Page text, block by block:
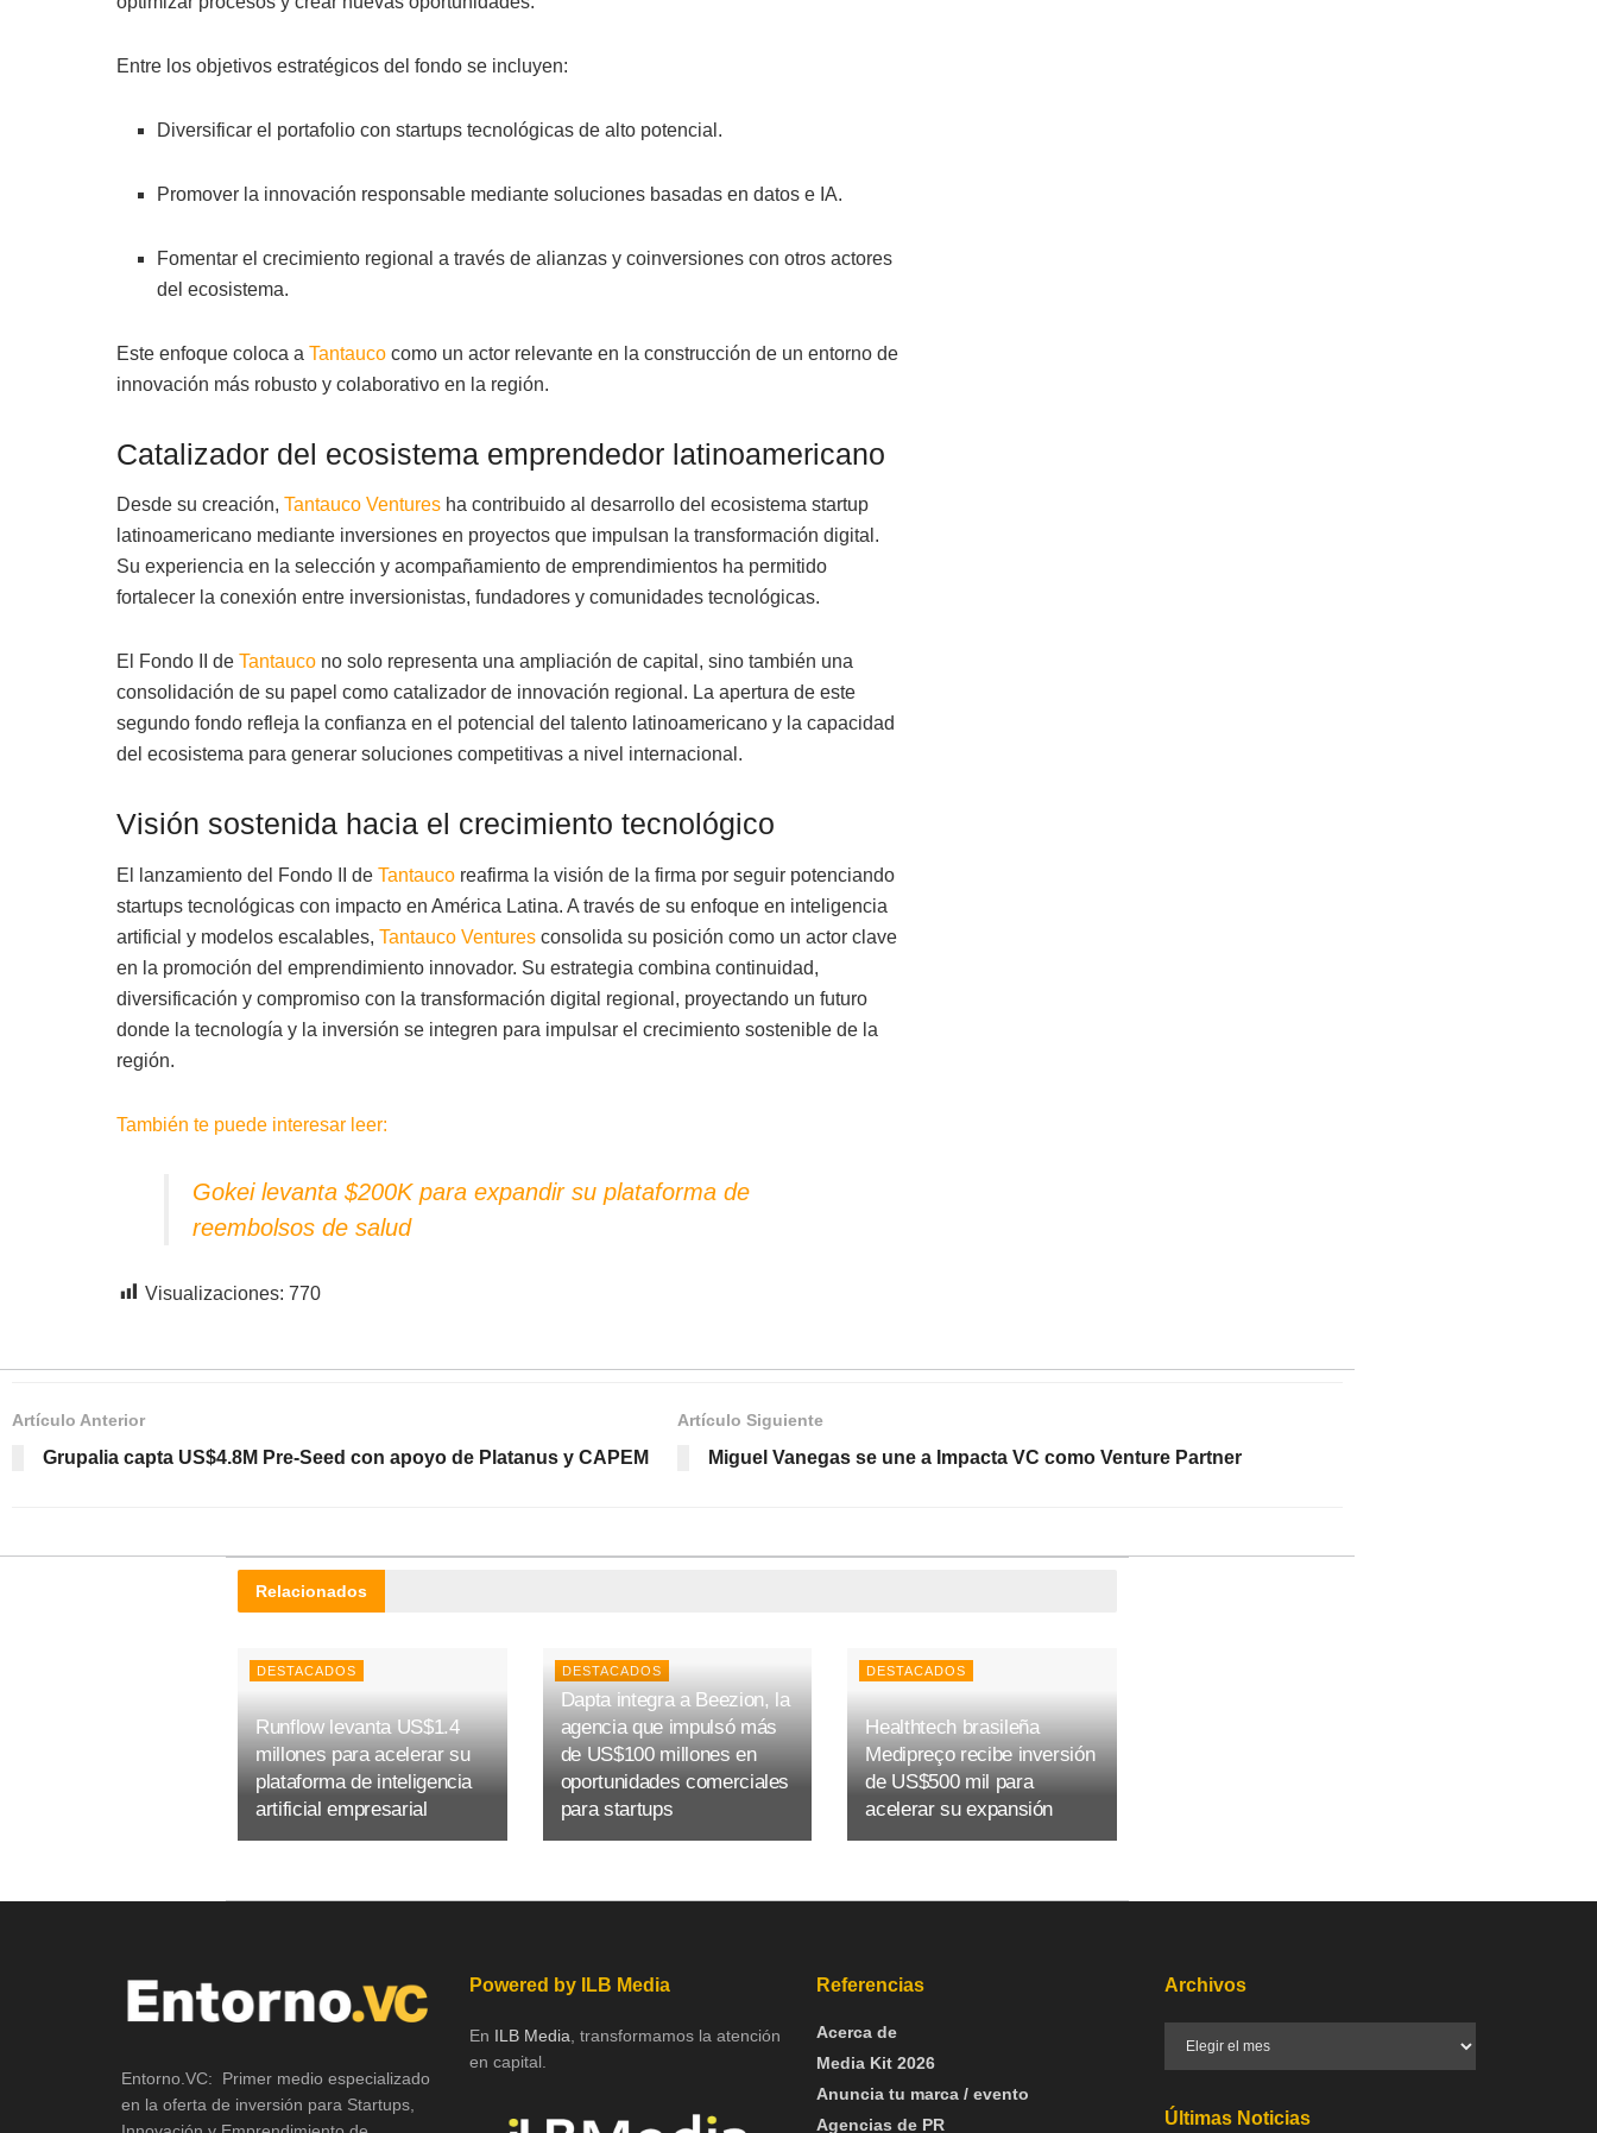
Entre los objetivos estratégicos del fondo se incluyen:
Diversificar el portafolio con startups tecnológicas de alto potencial.
Promover la innovación responsable mediante soluciones basadas en datos e IA.
Fomentar el crecimiento regional a través de alianzas y coinversiones con otros actores
del ecosistema.
Este enfoque coloca a Tantaucocomo un actor relevante en la construcción de un entorno de
innovación más robusto y colaborativo en la región.
Catalizador del ecosistema emprendedor latinoamericano
Desde su creación, Tantauco Venturesha contribuido al desarrollo del ecosistema startup
latinoamericano mediante inversiones en proyectos que impulsan la transformación digital.
Su experiencia en la selección y acompañamiento de emprendimientos ha permitido
fortalecer la conexión entre inversionistas, fundadores y comunidades tecnológicas.
El Fondo II de Tantaucono solo representa una ampliación de capital, sino también una
consolidación de su papel como catalizador de innovación regional. La apertura de este
segundo fondo refleja la confianza en el potencial del talento latinoamericano y la capacidad
del ecosistema para generar soluciones competitivas a nivel internacional.
Visión sostenida hacia el crecimiento tecnológico
El lanzamiento del Fondo II de Tantaucoreafirma la visión de la firma por seguir potenciando
startups tecnológicas con impacto en América Latina. A través de su enfoque en inteligencia
artificial y modelos escalables, Tantauco Venturesconsolida su posición como un actor clave
en la promoción del emprendimiento innovador. Su estrategia combina continuidad,
diversificación y compromiso con la transformación digital regional, proyectando un futuro
donde la tecnología y la inversión se integren para impulsar el crecimiento sostenible de la
región.
También te puede interesar leer:
Gokei levanta $200K para expandir su plataforma de
reembolsos de salud
Visualizaciones: 770
Artículo Anterior
Grupalia capta US$4.8M Pre-Seed con apoyo de Platanus y CAPEM
Artículo Siguiente
Miguel Vanegas se une a Impacta VC como Venture Partner
Relacionados
DESTACADOS
Runflow levanta US$1.4
millones para acelerar su
plataforma de inteligencia
artificial empresarial
DESTACADOS
Dapta integra a Beezion, la
agencia que impulsó más
de US$100 millones en
oportunidades comerciales
para startups
DESTACADOS
Healthtech brasileña
Medipreço recibe inversión
de US$500 mil para
acelerar su expansión
Entorno.VC: Primer medio especializado
en la oferta de inversión para Startups,
Powered by ILB Media
En ILB Media , transformamos la atención
en capital.
Referencias
Acerca de
Media Kit 2026
Anuncia tu marca / evento
Agencias de PR
Archivos
Últimas Noticias